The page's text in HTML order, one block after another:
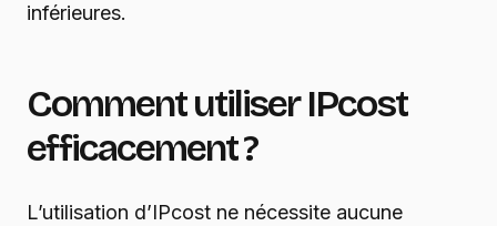
inférieures.
Comment utiliser IPcost
efficacement ?
L’utilisation d’IPcost ne nécessite aucune